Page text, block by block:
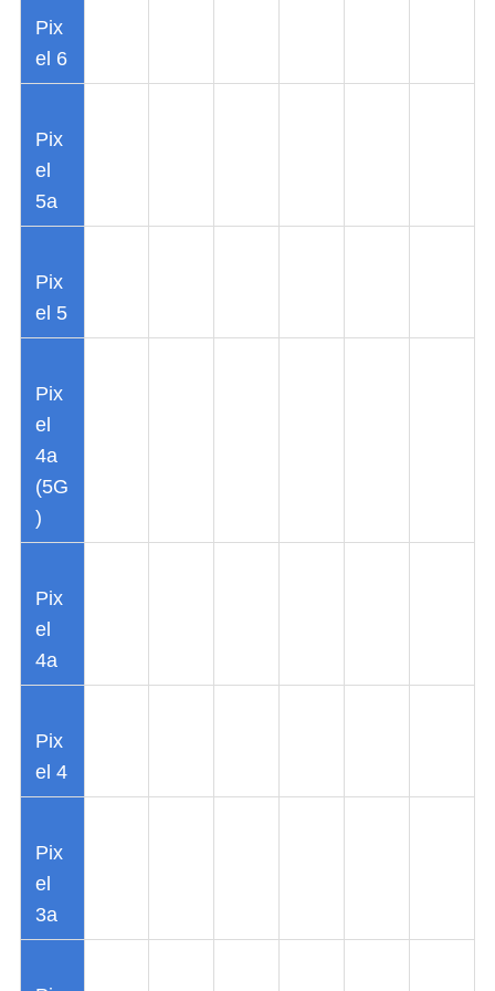
Pix
el 6
Pix
el
5a
Pix
el 5
Pix
el
4a
(5G
)
Pix
el
4a
Pix
el 4
Pix
el
3a